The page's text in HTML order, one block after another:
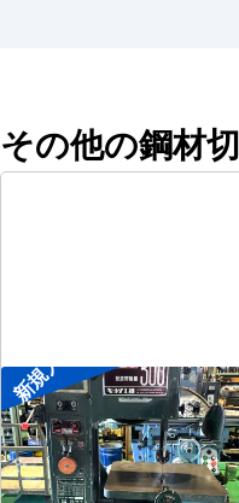
その他の鋼材
新規入荷
コンターマシン
メーカー キヨタ工機
形 式 KY-300